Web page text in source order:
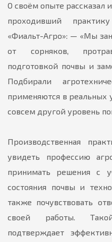
О своём опыте рассказал
проходивший
«Фиальт-Агро»: — «Мы
от сорняков,
подготовкой почвы и
Подбирали
применяются в реальных
совсем другой уровень
Производственная
увидеть профессию
принимать решения с
состояния почвы и
также почувствовать
своей работы.
подтверждает